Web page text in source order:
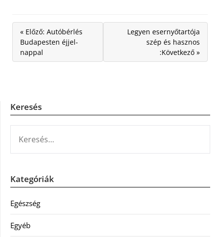
« Előző: Autóbérlés
Budapesten éjjel-
nappal
Legyen esernyőtartója
szép és hasznos
:Következő »
Keresés
Kategóriák
Egészség
Egyéb